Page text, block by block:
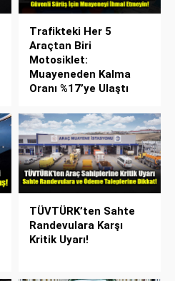
Trafikteki Her 5
Araçtan Biri
Motosiklet:
Muayeneden Kalma
Oranı %17’ye Ulaştı
TÜVTÜRK’ten Sahte
Randevulara Karşı
Kritik Uyarı!